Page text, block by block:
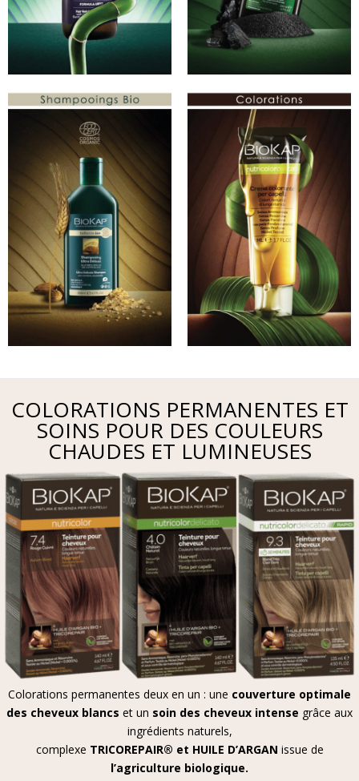
COLORATIONS PERMANENTES ET
SOINS POUR DES COULEURS
CHAUDES ET LUMINEUSES
Colorations permanentes deux en un : une couverture optimale
des cheveux blancs et un soin des cheveux intense grâce aux
ingrédients naturels,
complexe TRICOREPAIR® et HUILE D’ARGAN issue de
l’agriculture biologique.